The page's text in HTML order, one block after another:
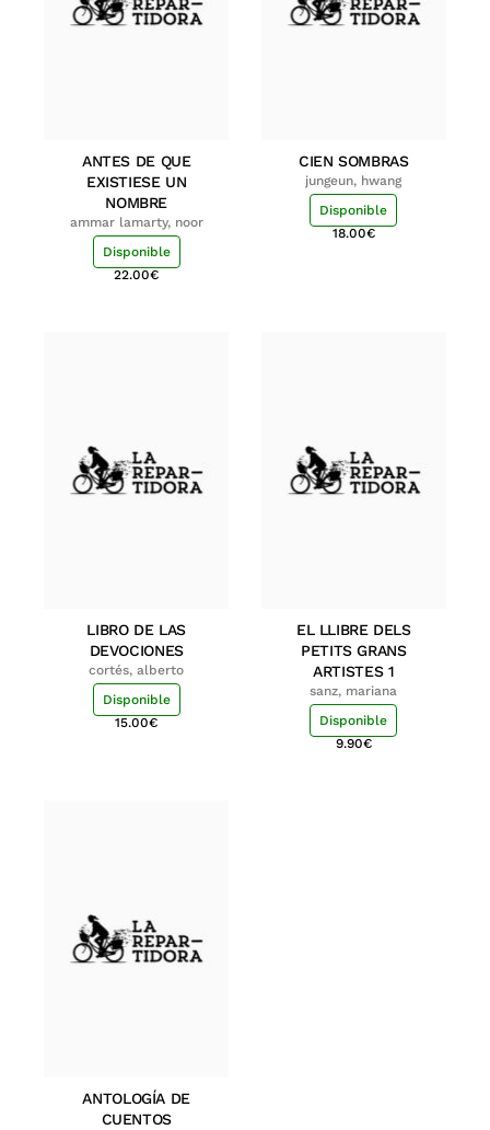
ANTES DE QUE
EXISTIESE UN
NOMBRE
ammar lamarty, noor
Disponible
22.00€
CIEN SOMBRAS
jungeun, hwang
Disponible
18.00€
LIBRO DE LAS
DEVOCIONES
cortés, alberto
Disponible
15.00€
EL LLIBRE DELS
PETITS GRANS
ARTISTES 1
sanz, mariana
Disponible
9.90€
ANTOLOGÍA DE
CUENTOS